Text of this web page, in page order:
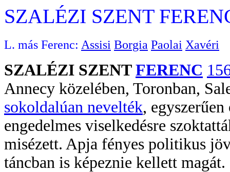
SZALÉZI SZENT
L. más Ferenc: Assisi Borgia Paolai Xavéri
SZALÉZI SZENT FERENC
Annecy közelében, Toronban,
sokoldalúan nevelték,
engedelmes viselkedésre
misézett. Apja fényes politikus
táncban is képeznie kellett magát.